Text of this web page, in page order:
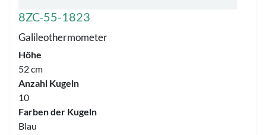
8ZC-55-1823
Galileothermometer
Höhe
52 cm
Anzahl Kugeln
10
Farben der Kugeln
Blau